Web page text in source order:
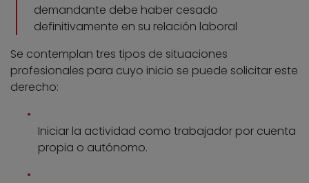
demandante debe haber cesado
definitivamente en su relación laboral
Se contemplan tres tipos de situaciones
profesionales para cuyo inicio se puede solicitar este
derecho:
Iniciar la actividad como trabajador por cuenta
propia o autónomo.